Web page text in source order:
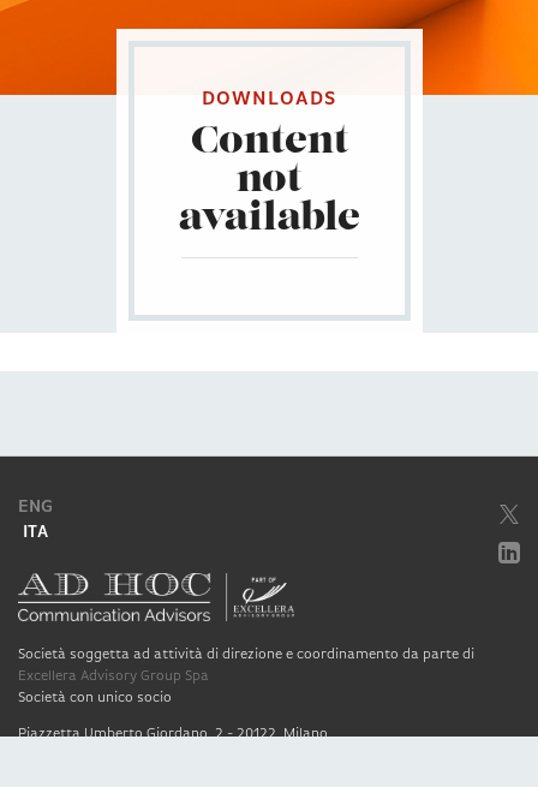
DOWNLOADS
Content
not
available
ENG
ITA
Società soggetta ad attività di direzione e coordinamento da parte di
Excellera Advisory Group Spa
Società con unico socio
Piazzetta Umberto Giordano, 2 - 20122, Milano